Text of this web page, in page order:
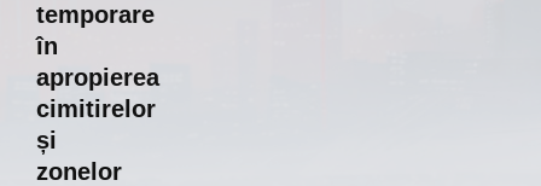
temporare
în
apropierea
cimitirelor
și
zonelor